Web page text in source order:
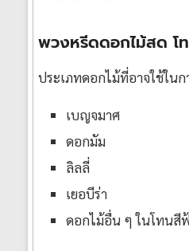
พวงหรีดดอกไม้สด โ
ประเภทดอกไม้ที่อาจใช้ใน
เบญจมาศ
ดอกมัม
ลิลลี่
เยอบีร่า
ดอกไม้อื่น ๆ ในโทนสี